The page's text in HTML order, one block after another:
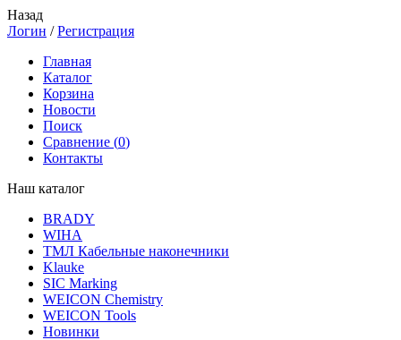
Назад
Логин /Регистрация
Главная
Каталог
Корзина
Новости
Поиск
Сравнение (0)
Контакты
Наш каталог
BRADY
WIHA
ТМЛ Кабельные наконечники
Klauke
SIC Marking
WEICON Chemistry
WEICON Tools
Новинки